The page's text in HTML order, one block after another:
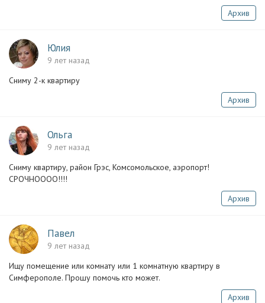
Архив
Юлия
9 лет назад
Сниму 2-к квартиру
Архив
Ольга
9 лет назад
Сниму квартиру, район Грэс, Комсомольское, аэропорт!
СРОЧНОООО!!!!
Архив
Павел
9 лет назад
Ищу помещение или комнату или 1 комнатную квартиру в
Симферополе. Прошу помочь кто может.
Архив